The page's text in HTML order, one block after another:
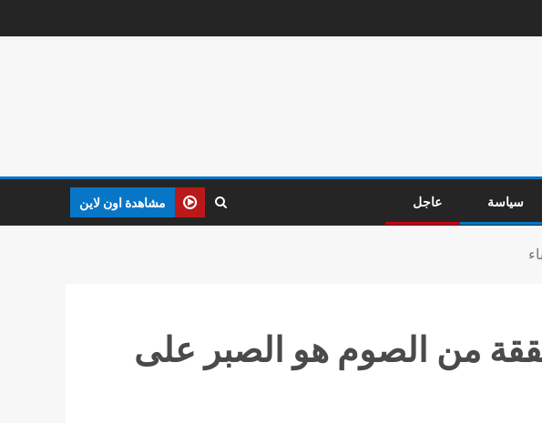
سياسة عاجل مشاهدة اون لاين
من الصوم هو الصبر على